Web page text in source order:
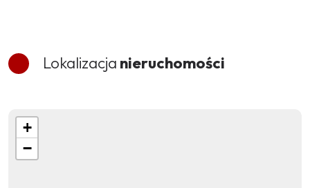
Lokalizacja nieruchomości
+
−